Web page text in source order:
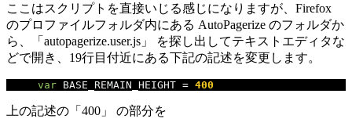
ここはスクリプトを直接いじる感じになりますが、Firefox
のプロファイルフォルダ内にある AutoPagerize のフォルダか
ら、「autopagerize.user.js」 を探し出してテキストエディタな
どで開き、19行目付近にある下記の記述を変更します。
var BASE_REMAIN_HEIGHT = 400
上の記述の「400」 の部分を